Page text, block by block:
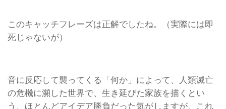
このキャッチフレーズは正解でしたね。（実際には即
死じゃないが）
音に反応して襲ってくる「何か」によって、人類滅亡
の危機に瀕した世界で、生き延びた家族を描くとい
う、ほとんどアイデア勝負だった気がしますが、これ